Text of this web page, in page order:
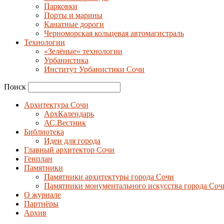
Парковки
Порты и марины
Канатные дороги
Черноморская кольцевая автомагистраль
Технологии
«Зелёные» технологии
Урбанистика
Институт Урбанистики Сочи
Поиск
Архитектура Сочи
АрхКалендарь
АС.Вестник
Библиотека
Идеи для города
Главный архитектор Сочи
Генплан
Памятники
Памятники архитектуры города Сочи
Памятники монументального искусства города
О журнале
Партнёры
Архив